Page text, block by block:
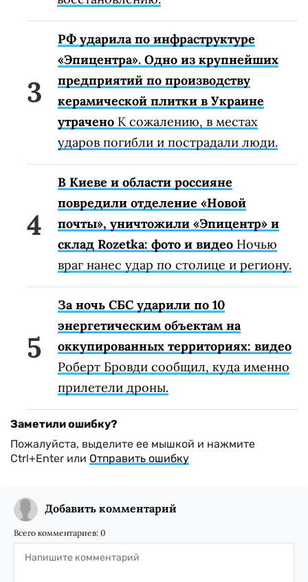
РФ ударила по инфраструктуре
«Эпицентра». Одно из крупнейших
предприятий по производству
керамической плитки в Украине
утрачено К сожалению, в местах
ударов погибли и пострадали люди.
В Киеве и области россияне
повредили отделение «Новой
почты», уничтожили «Эпицентр» и
склад Rozetka: фото и видео Ночью
враг нанес удар по столице и региону.
За ночь СБС ударили по 10
энергетическим объектам на
оккупированных территориях: видео
Роберт Бровди сообщил, куда именно
прилетели дроны.
Заметили ошибку?
Пожалуйста, выделите ее мышкой и нажмите
Ctrl+Enter или Отправить ошибку
Добавить комментарий
Всего комментариев: 0